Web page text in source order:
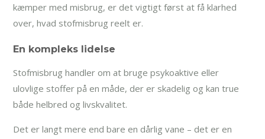
kæmper med misbrug, er det vigtigt først at få klarhed
over, hvad stofmisbrug reelt er.
En kompleks lidelse
Stofmisbrug handler om at bruge psykoaktive eller
ulovlige stoffer på en måde, der er skadelig og kan true
både helbred og livskvalitet.
Det er langt mere end bare en dårlig vane – det er en